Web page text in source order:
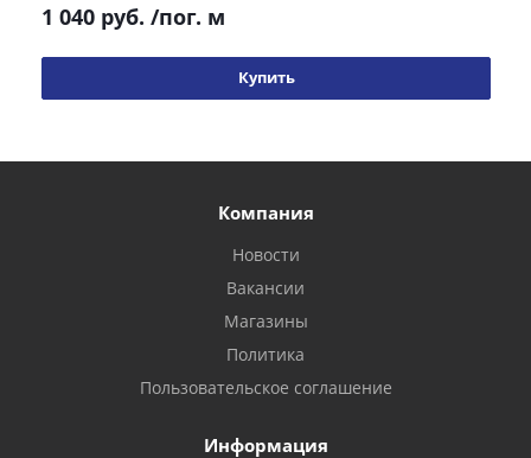
1 040 руб. /пог. м
Купить
Компания
Новости
Вакансии
Магазины
Политика
Пользовательское соглашение
Информация